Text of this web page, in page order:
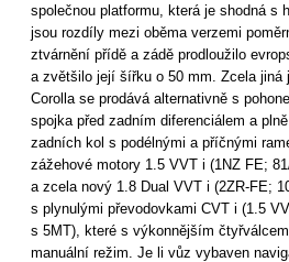
společnou platformu, která je shodná s
jsou rozdíly mezi oběma verzemi
ztvárnění přídě a zádě prodloužilo
a zvětšilo její šířku o 50 mm. Zcela jiná
Corolla se prodává alternativně s
spojka před zadním diferenciálem a
zadních kol s podélnými a příčnými
zážehové motory 1.5 VVT i (1NZ FE;
a zcela nový 1.8 Dual VVT i (2ZR-FE;
s plynulými převodovkami CVT i (1.5
s 5MT), které s výkonnějším
manuální režim. Je li vůz vybaven